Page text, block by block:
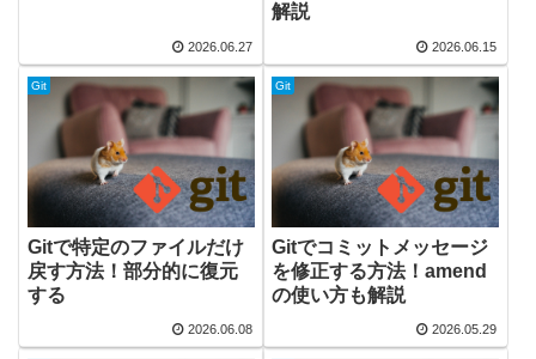
2026.06.27
解説
2026.06.15
Git
Gitで特定のファイルだけ
戻す方法！部分的に復元
する
2026.06.08
Git
Gitでコミットメッセージ
を修正する方法！amend
の使い方も解説
2026.05.29